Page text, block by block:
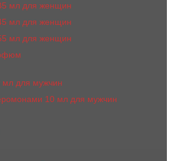
мл для женщин
мл для женщин
мл для женщин
для мужчин
10 мл для мужчин